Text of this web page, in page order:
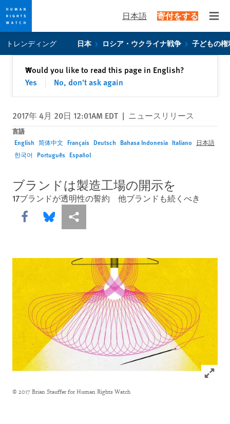
privacy
content
日本語 寄付をする
トレンディング 日本 ロシア・ウクライナ戦争 子どもの権
Would you like to read this page in English?
Yes
No, don't ask again
✕閉じる
2017年 4月 20日 12:01AM EDT | ニュースリリース
言語
English 简体中文 Français Deutsch Bahasa Indonesia Italiano
日本語
한국어 Português Español
ブランドは製造工場の開示を
17ブランドが透明性の誓約 他ブランドも続くべき
Share this via Facebook
Share this via Bluesky
More sharing options
Click to
© 2017 Brian Stauffer for Human Rights Watch